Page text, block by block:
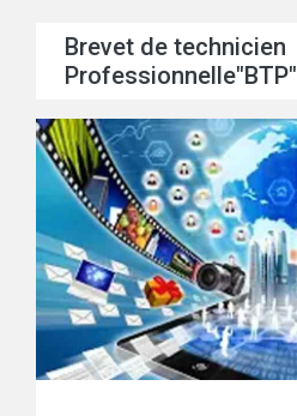
Brevet de technicien
Professionnelle"BTP"